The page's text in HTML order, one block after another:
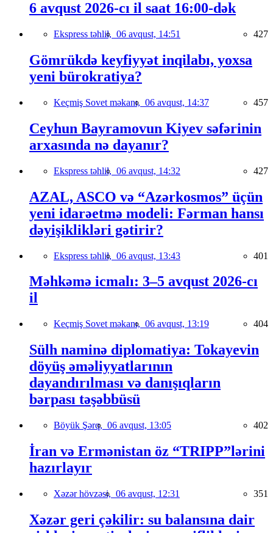
6 avqust 2026-cı il saat 16:00-dək
Ekspress təhlil, 06 avqust, 14:51 427
Gömrükdə keyfiyyət inqilabı, yoxsa
yeni bürokratiya?
Keçmiş Sovet məkanı, 06 avqust, 14:37 457
Ceyhun Bayramovun Kiyev səfərinin
arxasında nə dayanır?
Ekspress təhlil, 06 avqust, 14:32 427
AZAL, ASCO və “Azərkosmos” üçün
yeni idarəetmə modeli: Fərman hansı
dəyişiklikləri gətirir?
Ekspress təhlil, 06 avqust, 13:43 401
Məhkəmə icmalı: 3–5 avqust 2026-cı
il
Keçmiş Sovet məkanı, 06 avqust, 13:19 404
Sülh naminə diplomatiya: Tokayevin
döyüş əməliyyatlarının
dayandırılması və danışıqların
bərpası təşəbbüsü
Böyük Şərq, 06 avqust, 13:05 402
İran və Ermənistan öz “TRIPP”lərini
hazırlayır
Xəzər hövzəsi, 06 avqust, 12:31 351
Xəzər geri çəkilir: su balansına dair